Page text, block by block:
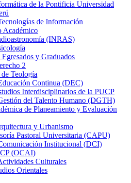
de la Pontificia Universidad
de Información
Académico
(INRAS)
y Graduados
2
Teología
Continua (DEC)
Interdisciplinarios de la PUCP
del Talento Humano (DGTH)
de Planeamiento y Evaluación
y Urbanismo
Pastoral Universitaria (CAPU)
Institucional (DCI)
(OCAI)
Culturales
Orientales